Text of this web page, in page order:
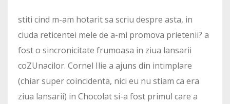
stiti cind m-am hotarit sa scriu despre asta, in
ciuda reticentei mele de a-mi promova prietenii? a
fost o sincronicitate frumoasa in ziua lansarii
coZUnacilor. Cornel Ilie a ajuns din intimplare
(chiar super coincidenta, nici eu nu stiam ca era
ziua lansarii) in Chocolat si-a fost primul care a